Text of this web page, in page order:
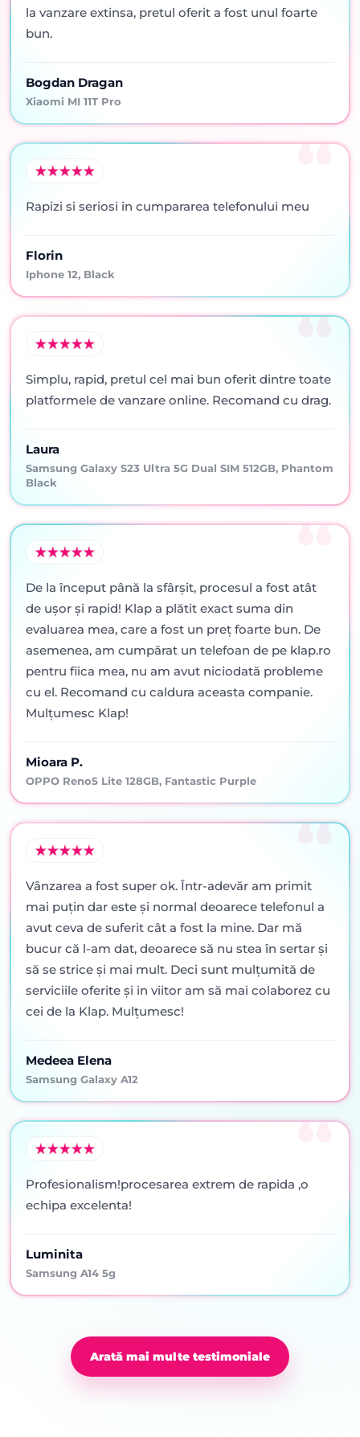
la vanzare extinsa, pretul oferit a fost unul foarte
bun.
Bogdan Dragan
Xiaomi MI 11T Pro
Rapizi si seriosi in cumpararea telefonului meu
Florin
Iphone 12, Black
Simplu, rapid, pretul cel mai bun oferit dintre toate
platformele de vanzare online. Recomand cu drag.
Laura
Samsung Galaxy S23 Ultra 5G Dual SIM 512GB, Phantom
Black
De la început până la sfârșit, procesul a fost atât
de ușor și rapid! Klap a plătit exact suma din
evaluarea mea, care a fost un preț foarte bun. De
asemenea, am cumpărat un telefoan de pe klap.ro
pentru fiica mea, nu am avut niciodată probleme
cu el. Recomand cu caldura aceasta companie.
Mulțumesc Klap!
Mioara P.
OPPO Reno5 Lite 128GB, Fantastic Purple
Vânzarea a fost super ok. Într-adevăr am primit
mai puţin dar este şi normal deoarece telefonul a
avut ceva de suferit cât a fost la mine. Dar mă
bucur că l-am dat, deoarece să nu stea în sertar şi
să se strice şi mai mult. Deci sunt mulţumită de
serviciile oferite şi in viitor am să mai colaborez cu
cei de la Klap. Mulţumesc!
Medeea Elena
Samsung Galaxy A12
Profesionalism!procesarea extrem de rapida ,o
echipa excelenta!
Luminita
Samsung A14 5g
Arată mai multe testimoniale